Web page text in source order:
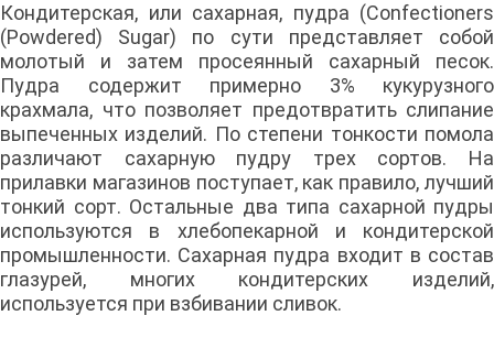
Кондитерская, или сахарная, пудра (Confectioners
(Powdered) Sugar) по сути представляет собой
молотый и затем просеянный сахарный песок.
Пудра содержит примерно 3% кукурузного
крахмала, что позволяет предотвратить слипание
выпеченных изделий. По степени тонкости помола
различают сахарную пудру трех сортов. На
прилавки магазинов поступает, как правило, лучший
тонкий сорт. Остальные два типа сахарной пудры
используются в хлебопекарной и кондитерской
промышленности. Сахарная пудра входит в состав
глазурей, многих кондитерских изделий,
используется при взбивании сливок.